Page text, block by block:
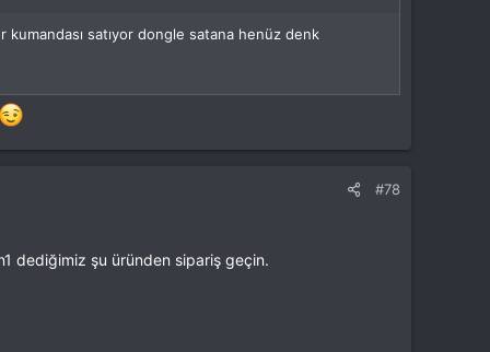
kumandası satıyor dongle satana henüz denk
#78
dediğimiz şu üründen sipariş geçin.